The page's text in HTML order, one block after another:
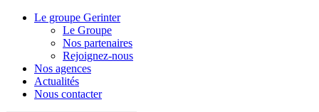
Skip
Le groupe Gerinter
Le Groupe
Nos partenaires
Rejoignez-nous
Nos agences
Actualités
Nous contacter